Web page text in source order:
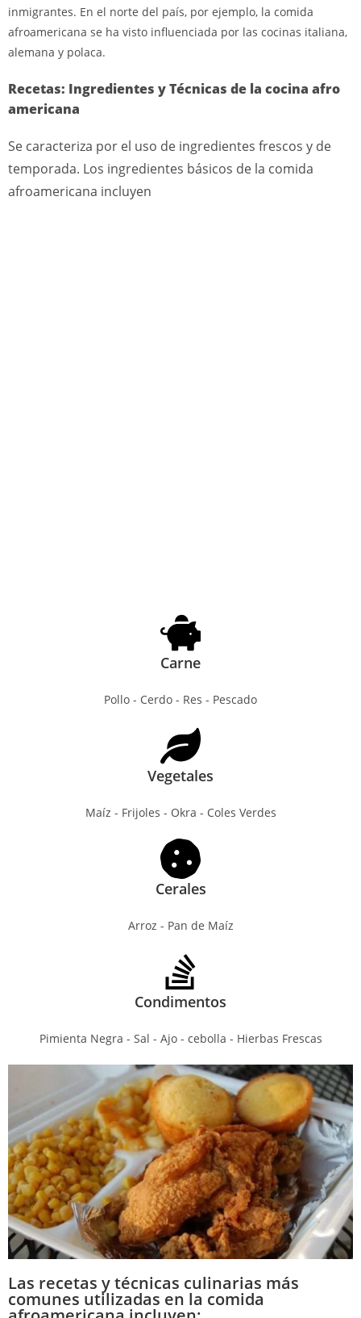
inmigrantes. En el norte del país, por ejemplo, la comida
afroamericana se ha visto influenciada por las cocinas italiana,
alemana y polaca.
Recetas: Ingredientes y Técnicas de la cocina afro
americana
Se caracteriza por el uso de ingredientes frescos y de
temporada. Los ingredientes básicos de la comida
afroamericana incluyen
Carne
Pollo - Cerdo - Res - Pescado
Vegetales
Maíz - Frijoles - Okra - Coles Verdes
Cerales
Arroz - Pan de Maíz
Condimentos
Pimienta Negra - Sal - Ajo - cebolla - Hierbas Frescas
Las recetas y técnicas culinarias más
comunes utilizadas en la comida